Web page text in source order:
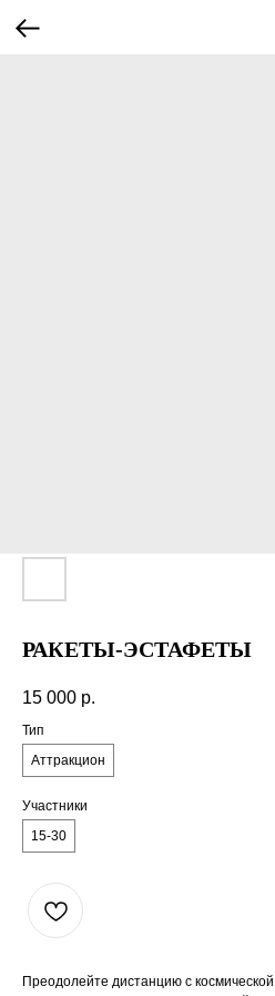
РАКЕТЫ-ЭСТАФЕТЫ
15 000 р.
Тип
Аттракцион
Участники
15-30
Преодолейте дистанцию с космической